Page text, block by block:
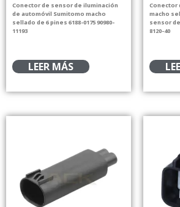
Conector de sensor de iluminación
de automóvil Sumitomo macho
sellado de 6 pines 6188-0175 90980-
11193
LEER MÁS
Conector
macho
sensor
8120-40